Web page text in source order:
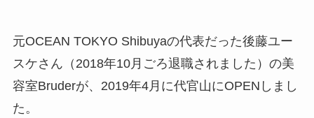
元OCEAN TOKYO Shibuyaの代表だった後藤ユー
スケさん（2018年10月ごろ退職されました）の美
容室Bruderが、2019年4月に代官山にOPENしまし
た。